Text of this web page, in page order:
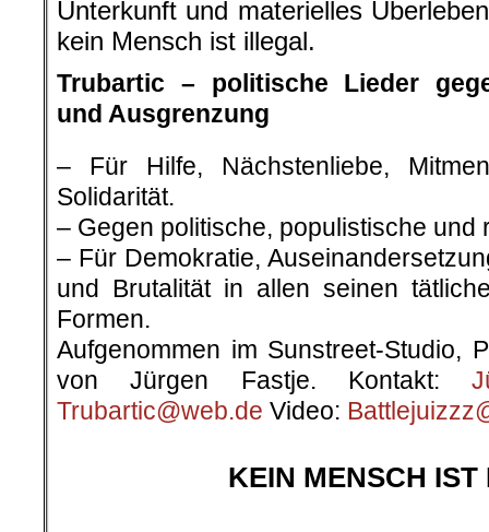
Unterkunft und materielles
kein Mensch ist illegal.
Trubartic – politische Lieder
und Ausgrenzung
– Für Hilfe, Nächstenliebe,
Solidarität.
– Gegen politische, populistische und
– Für Demokratie,
und Brutalität in allen seinen
Formen.
Aufgenommen im Sunstreet-Studio,
von Jürgen Fastje. Kontakt:
Trubartic@web.de Video:
KEIN MENSCH